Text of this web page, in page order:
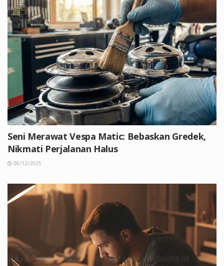
Seni Merawat Vespa Matic: Bebaskan Gredek,
Nikmati Perjalanan Halus
06/12/2025